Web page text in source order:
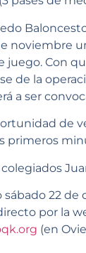
noviembre
juego. Con
de la
a ser
de
22
por la
(en